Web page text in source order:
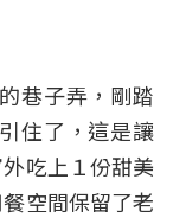
巷子弄，剛踏
住了，這是讓
吃上１份甜美
空間保留了老